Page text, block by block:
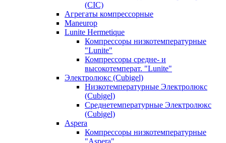
(CIC)
Агрегаты компрессорные
Maneurop
Lunite Hermetique
Компрессоры низкотемпературные
"Lunite"
Компрессоры средне- и
высокотемперат. "Lunite"
Электролюкс (Cubigel)
Низкотемпературные Электролюкс
(Cubigel)
Среднетемпературные Электролюкс
(Cubigel)
Aspera
Компрессоры низкотемпературные
"Aspera"